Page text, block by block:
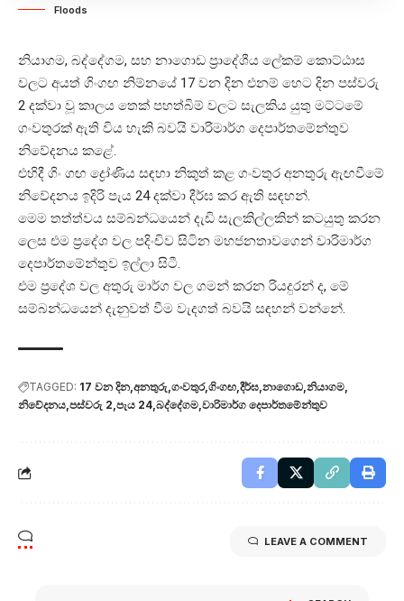
Floods
නියාගම, බද්දේගම, සහ නාගොඩ ප්‍රාදේශීය ලේකම් කොට්ඨාස
වලට අයත් ගිංගඟ නිම්නයේ 17 වන දින එනම් හෙට දින පස්වරු
2 දක්වා වූ කාලය තෙක් පහත්බිම් වලට සැලකිය යුතු මට්ටමේ
ගංවතුරක් ඇති විය හැකි බවයි වාරිමාර්ග දෙපාර්තමේන්තුව
නිවේදනය කළේ.
එහිදී ගිං ගඟ ද්‍රෝණිය සඳහා නිකුත් කළ ගංවතුර අනතුරු ඇඟවීමේ
නිවේදනය ඉදිරි පැය 24 දක්වා දීර්ඝ කර ඇති සඳහන්.
මෙම තත්ත්වය සම්බන්ධ‍යෙන් දැඩි සැලකිල්ලකින් කටයුතු කරන
ලෙස එම ප්‍රදේශ වල පදිංචිව සිටින මහජනතාවගෙන් වාරිමාර්ග
දෙපාර්තමේන්තුව ඉල්ලා සිටී.
එම ප්‍රදේශ වල අතුරු මාර්ග වල ගමන් කරන රියදුරන් ද, මේ
සම්බන්ධ‍යෙන් දැනුවත් වීම වැදගත් බවයි සඳහන් වන්නේ.
TAGGED: 17 වන දින අනතුරු ගංවතුර ගිංගඟ දීර්ඝ නාගොඩ නියාගම
නිවේදනය පස්වරු 2 පැය 24 බද්දේගම වාරිමාර්ග දෙපාර්තමේන්තුව
LEAVE A COMMENT